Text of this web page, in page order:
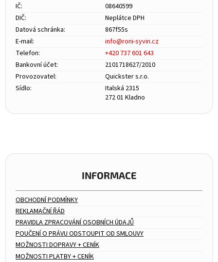
IČ:
08640599
DIČ:
Neplátce DPH
Datová schránka:
867f55s
E-mail:
info@roni-syvin.cz
Telefon:
+420 737 601 643
Bankovní účet:
2101718627/2010
Provozovatel:
Quickster s.r.o.
Sídlo:
Italská 2315
272 01 Kladno
INFORMACE
OBCHODNÍ PODMÍNKY
REKLAMAČNÍ ŘÁD
PRAVIDLA ZPRACOVÁNÍ OSOBNÍCH ÚDAJŮ
POUČENÍ O PRÁVU ODSTOUPIT OD SMLOUVY
MOŽNOSTI DOPRAVY + CENÍK
MOŽNOSTI PLATBY + CENÍK